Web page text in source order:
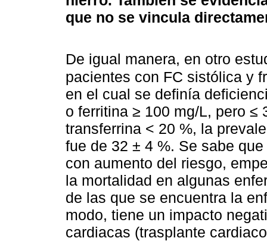
que no se vincula
De igual manera, en otro
pacientes con FC sistólica y
en el cual se definía
o ferritina ≥ 100 mg/L, pero ≤
transferrina < 20 %, la
fue de 32 ± 4 %. Se sabe
con aumento del riesgo,
la mortalidad en algunas
de las que se encuentra la
modo, tiene un impacto
cardiacas (trasplante